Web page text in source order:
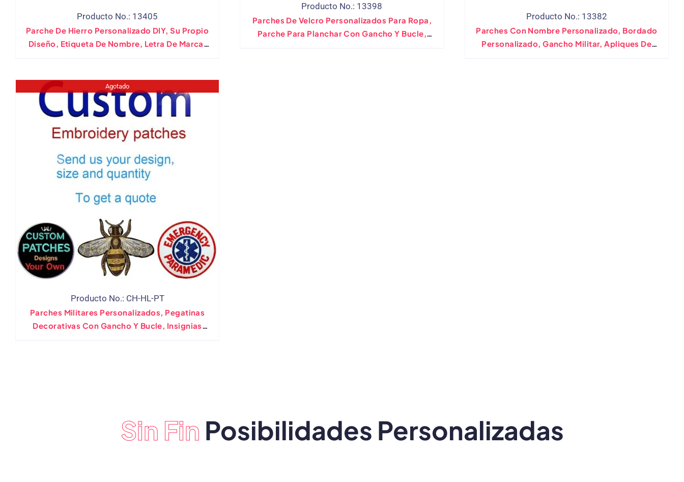
Producto No.: 13405
Parche De Hierro Personalizado DIY, Su Propio
Diseño, Etiqueta De Nombre, Letra De Marca,
Producto No.: 13398
Parches De Velcro Personalizados Para Ropa,
Parche Para Planchar Con Gancho Y Bucle,
Producto No.: 13382
Parches Con Nombre Personalizado, Bordado
Personalizado, Gancho Militar, Apliques De
Agotado
Producto No.: CH-HL-PT
Parches Militares Personalizados, Pegatinas
Decorativas Con Gancho Y Bucle, Insignias
Sin Fin Posibilidades Personalizadas